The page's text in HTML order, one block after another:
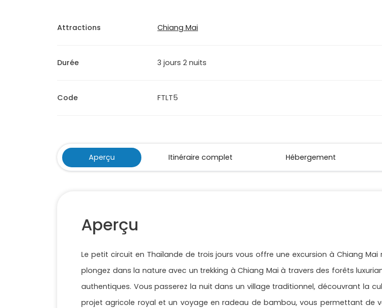
Attractions Chiang Mai
Durée 3 jours 2 nuits
Code FTLT5
Aperçu Itinéraire complet Hébergement
Aperçu
Le petit circuit en Thaïlande de trois jours vous offre une excursion à Chiang
plongez dans la nature avec un trekking à Chiang Mai à travers des forêts
authentiques. Vous passerez la nuit dans un village traditionnel, découvrant la
projet agricole royal et un voyage en radeau de bambou, vous permettant de